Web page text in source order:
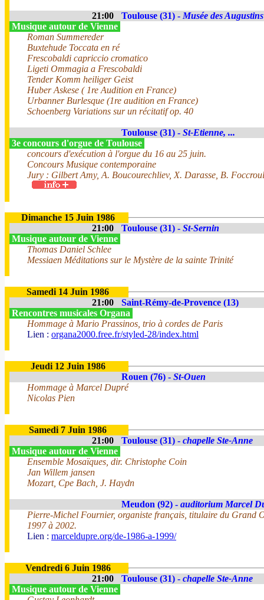
21:00 Toulouse (31) - Musée des Augustins
Musique autour de Vienne
Roman Summereder
Buxtehude Toccata en ré
Frescobaldi capriccio cromatico
Ligeti Ommagia a Frescobaldi
Tender Komm heiliger Geist
Huber Askese ( 1re Audition en France)
Urbanner Burlesque (1re audition en France)
Schoenberg Variations sur un récitatif op. 40
Toulouse (31) - St-Etienne, ...
3e concours d'orgue de Toulouse
concours d'exécution à l'orgue du 16 au 25 juin.
Concours Musique contemporaine
Jury : Gilbert Amy, A. Boucourechliev, X. Darasse, B.
Dimanche 15 Juin 1986
21:00
Toulouse (31) - St-Sernin
Musique autour de Vienne
Thomas Daniel Schlee
Messiaen Méditations sur le Mystère de la sainte Trinité
Samedi 14 Juin 1986
21:00
Saint-Rémy-de-Provence (13)
Rencontres musicales Organa
Hommage à Mario Prassinos, trio à cordes de Paris
Lien : organa2000.free.fr/styled-28/index.html
Jeudi 12 Juin 1986
Rouen (76) - St-Ouen
Hommage à Marcel Dupré
Nicolas Pien
Samedi 7 Juin 1986
21:00
Toulouse (31) - chapelle Ste-Anne
Musique autour de Vienne
Ensemble Mosaïques, dir. Christophe Coin
Jan Willem jansen
Mozart, Cpe Bach, J. Haydn
Meudon (92) - auditorium Marcel
Pierre-Michel Fournier, organiste français, titulaire du Grand
1997 à 2002.
Lien : marceldupre.org/de-1986-a-1999/
Vendredi 6 Juin 1986
21:00
Toulouse (31) - chapelle Ste-Anne
Musique autour de Vienne